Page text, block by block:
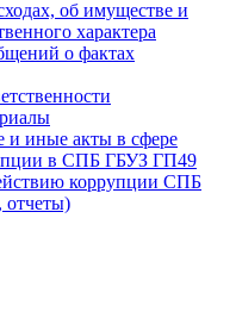
об имуществе и
характера
о фактах
и иные акты в сфере
в СПБ ГБУЗ ГП49
коррупции СПБ